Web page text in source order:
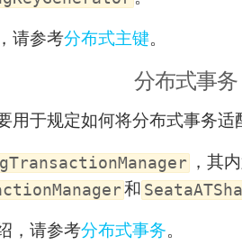
请参考分布式主键。
分布式事务
用于规定如何将分布式事务适
，其
和
，请参考分布式事务。